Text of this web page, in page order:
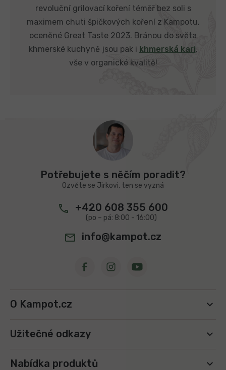
revoluční grilovací koření téměř bez soli s
maximem chuti špičkových koření z Kampotu,
oceněné Great Taste 2023. Bránou do světa
khmerské kuchyně jsou pak i khmerská kari,
vše v organické kvalitě!
Potřebujete s něčím poradit?
Ozvěte se Jirkovi, ten se vyzná
+420 608 355 600
info@kampot.cz
O Kampot.cz
Užitečné odkazy
Nabídka produktů